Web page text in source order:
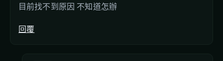
目前找不到原因 不知道怎辦
回覆